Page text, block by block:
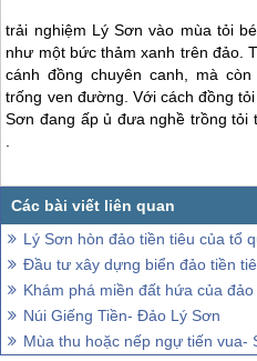
trải nghiệm Lý Sơn vào mùa tỏi
như một bức thảm xanh trên đảo.
cánh đồng chuyên canh, mà
trống ven đường. Với cách đồng
Sơn đang ấp ủ đưa nghề trồng tỏi
.
Lý Sơn hòn đảo tiền tiêu của tổ
Đầu tư xây dựng biển đảo tiền
Khám phá miền đất hứa của
Núi Giếng Tiền- Đảo Lý Sơn
Mùa thu hoặc nếp ngự tiến vua-